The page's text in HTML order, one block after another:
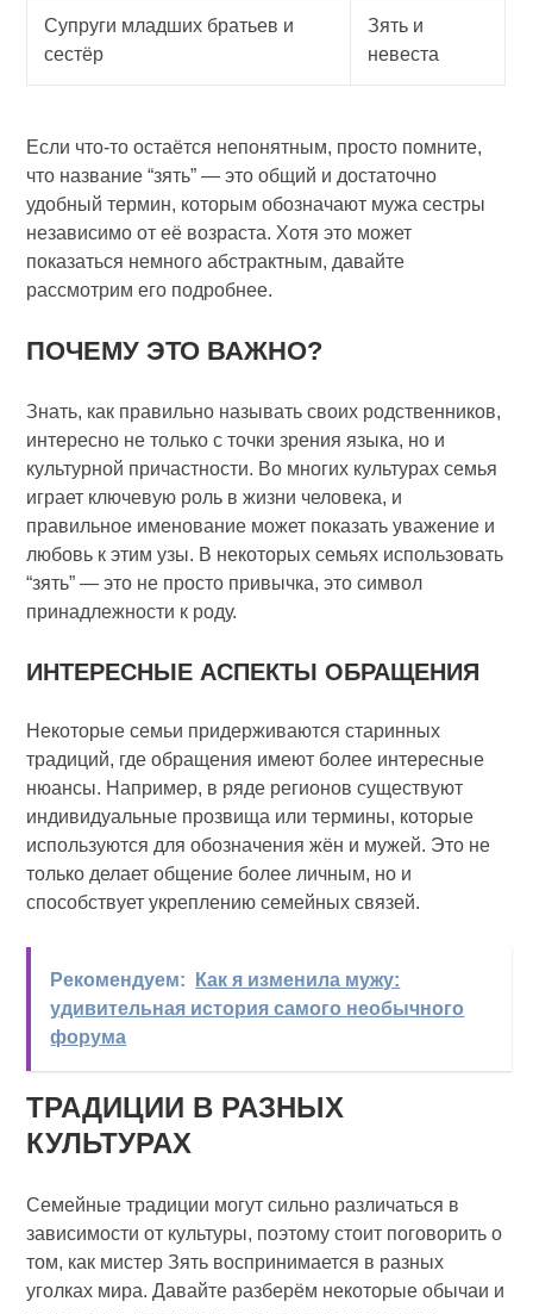
Супруги младших братьев и
сестёр
Зять и
невеста
Если что-то остаётся непонятным, просто помните,
что название “зять” — это общий и достаточно
удобный термин, которым обозначают мужа сестры
независимо от её возраста. Хотя это может
показаться немного абстрактным, давайте
рассмотрим его подробнее.
ПОЧЕМУ ЭТО ВАЖНО?
Знать, как правильно называть своих родственников,
интересно не только с точки зрения языка, но и
культурной причастности. Во многих культурах семья
играет ключевую роль в жизни человека, и
правильное именование может показать уважение и
любовь к этим узы. В некоторых семьях использовать
“зять” — это не просто привычка, это символ
принадлежности к роду.
ИНТЕРЕСНЫЕ АСПЕКТЫ ОБРАЩЕНИЯ
Некоторые семьи придерживаются старинных
традиций, где обращения имеют более интересные
нюансы. Например, в ряде регионов существуют
индивидуальные прозвища или термины, которые
используются для обозначения жён и мужей. Это не
только делает общение более личным, но и
способствует укреплению семейных связей.
Рекомендуем:
Как я изменила мужу:
удивительная история самого необычного
форума
ТРАДИЦИИ В РАЗНЫХ
КУЛЬТУРАХ
Семейные традиции могут сильно различаться в
зависимости от культуры, поэтому стоит поговорить о
том, как мистер Зять воспринимается в разных
уголках мира. Давайте разберём некоторые обычаи и